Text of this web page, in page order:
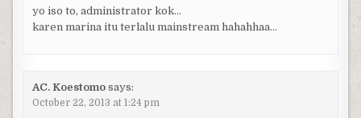
yo iso to, administrator kok…
karen marina itu terlalu mainstream hahahhaa…
AC. Koestomo says:
October 22, 2013 at 1:24 pm